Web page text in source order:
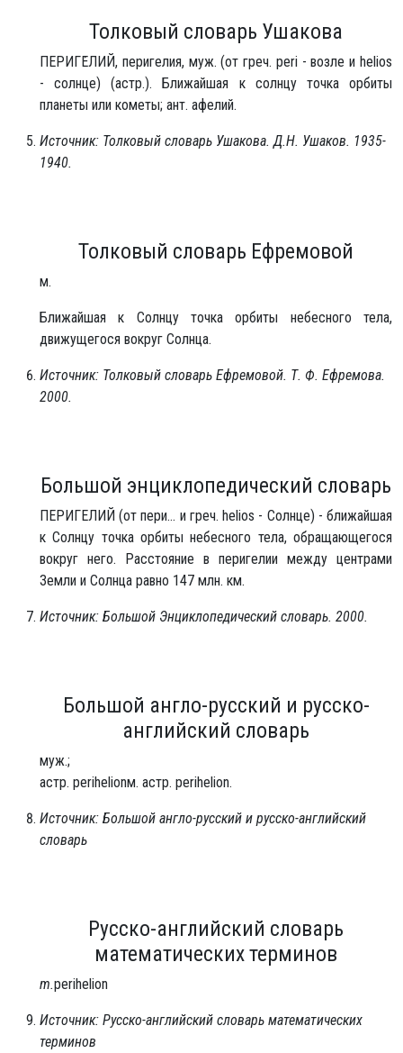
Толковый словарь Ушакова
ПЕРИГЕ́ЛИЙ, перигелия, муж. (от греч. peri - возле и helios
- солнце) (астр.). Ближайшая к солнцу точка орбиты
планеты или кометы; ант. афелий.
Источник: Толковый словарь Ушакова. Д.Н. Ушаков. 1935-
1940.
Толковый словарь Ефремовой
м.
Ближайшая к Солнцу точка орбиты небесного тела,
движущегося вокруг Солнца.
Источник: Толковый словарь Ефремовой. Т. Ф. Ефремова.
2000.
Большой энциклопедический словарь
ПЕРИГЕЛИЙ (от пери... и греч. helios - Солнце) - ближайшая
к Солнцу точка орбиты небесного тела, обращающегося
вокруг него. Расстояние в перигелии между центрами
Земли и Солнца равно 147 млн. км.
Источник: Большой Энциклопедический словарь. 2000.
Большой англо-русский и русско-
английский словарь
муж.;
астр. perihelionм. астр. perihelion.
Источник: Большой англо-русский и русско-английский
словарь
Русско-английский словарь
математических терминов
m.perihelion
Источник: Русско-английский словарь математических
терминов